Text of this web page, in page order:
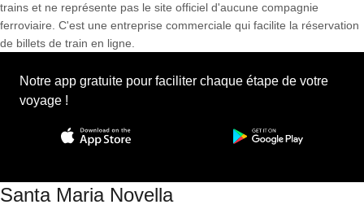
trains et ne représente pas le site officiel d'aucune compagnie
ferroviaire. C'est une entreprise commerciale qui facilite la réservation
de billets de train en ligne.
Notre app gratuite pour faciliter chaque étape de votre
voyage !
Santa Maria Novella